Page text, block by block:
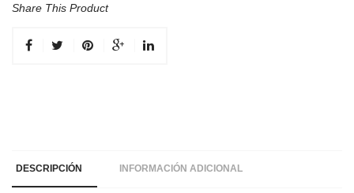
Share This Product
DESCRIPCIÓN INFORMACIÓN ADICIONAL